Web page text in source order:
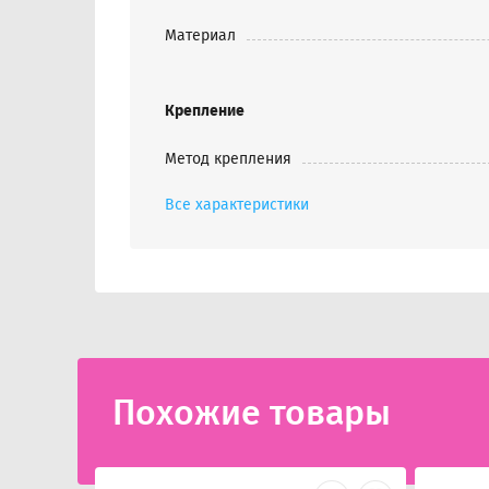
Материал
Крепление
Метод крепления
Все характеристики
Похожие товары